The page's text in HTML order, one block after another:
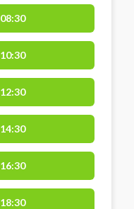
08:30
10:30
12:30
14:30
16:30
18:30